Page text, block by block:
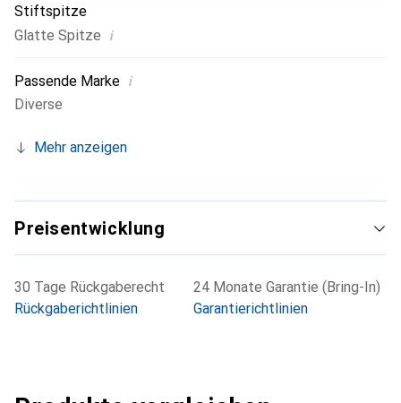
Stiftspitze
Glatte Spitze i
Passende Marke i
Diverse
Mehr anzeigen
Preisentwicklung
30 Tage Rückgaberecht
Rückgaberichtlinien
24 Monate Garantie (Bring-In)
Garantierichtlinien